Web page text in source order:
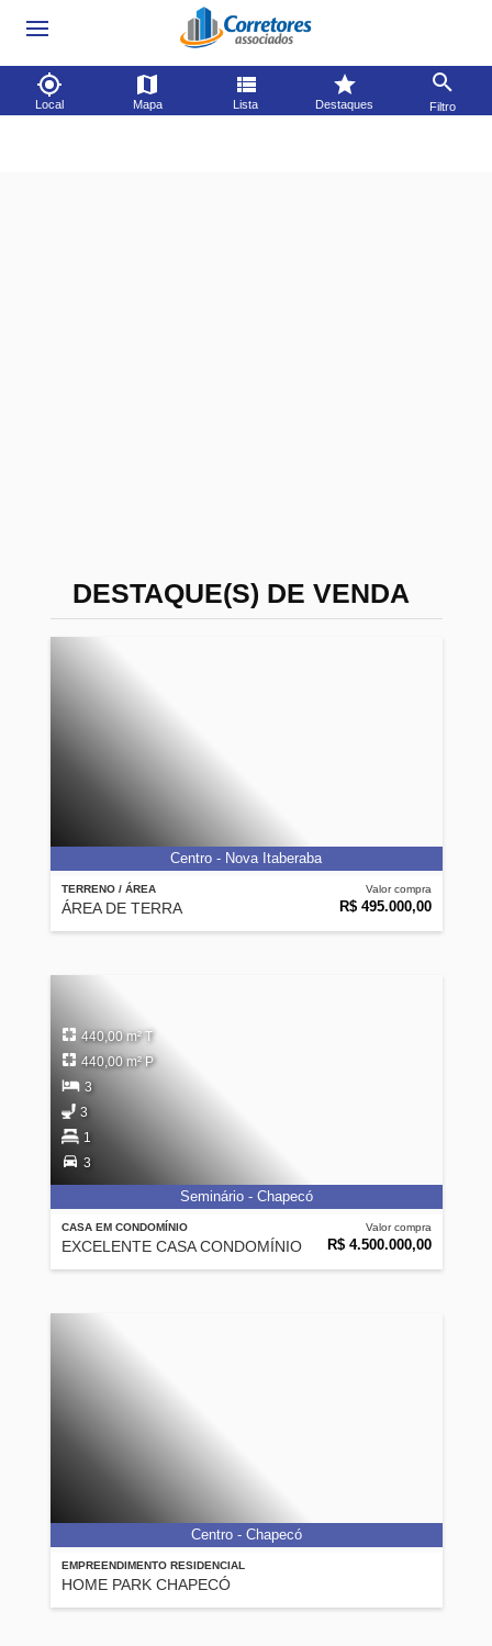
Local Mapa Lista Destaques Filtro
DESTAQUE(S) DE VENDA
TERRENO / ÁREA
ÁREA DE TERRA
Valor compra
R$ 495.000,00
Centro - Nova Itaberaba
CASA EM CONDOMÍNIO
EXCELENTE CASA CONDOMÍNIO
Valor compra
R$ 4.500.000,00
440,00 m² T
440,00 m² P
3
3
1
3
Seminário - Chapecó
EMPREENDIMENTO RESIDENCIAL
HOME PARK CHAPECÓ
Centro - Chapecó